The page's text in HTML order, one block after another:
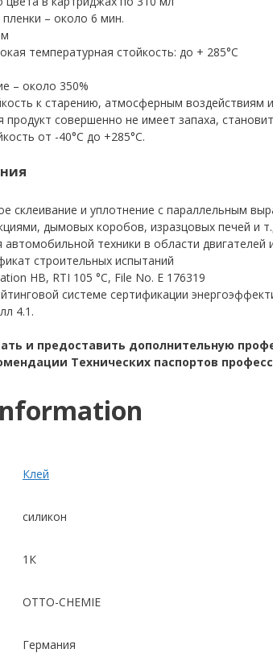
– около 6 мин.
температурная стойкость: до + 285°C
– около 350%
к старению, атмосферным воздействиям
продукт совершенно не имеет запаха,
от -40°C до +285°C.
склеивание и уплотнение с параллельным
дымовых коробов, изразцовых печей и
техники в области двигателей
строительных испытаний
HB, RTI 105 °C, File No. E 176319
системе сертификации
4.1.
и предоставить дополнительную
Технических паспортов
Клей
силикон
1К
OTTO-CHEMIE
Германия